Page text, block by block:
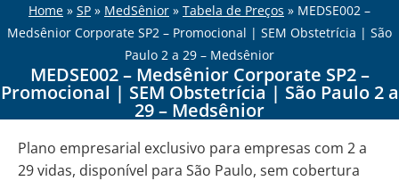
Home » SP » MedSênior » Tabela de Preços » MEDSE002 –
Medsênior Corporate SP2 – Promocional | SEM Obstetrícia | São
Paulo 2 a 29 – Medsênior
MEDSE002 – Medsênior Corporate SP2 –
Promocional | SEM Obstetrícia | São Paulo 2 a
29 – Medsênior
Plano empresarial exclusivo para empresas com 2 a
29 vidas, disponível para São Paulo, sem cobertura